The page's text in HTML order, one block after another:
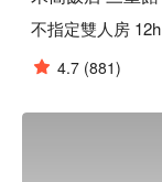
不指定雙人房 12h
4.7 (881)